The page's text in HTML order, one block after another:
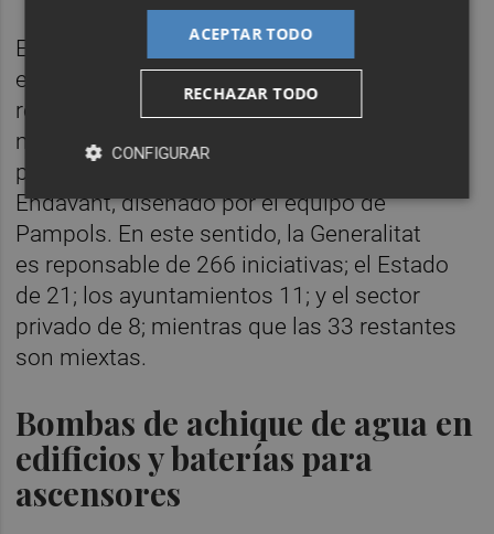
En total, se destinarán 2.364 millones de
euros a iniciativas vinculadas con la
recuperación, de los cuales unos 600
millones estarán enfocados en las
prioridades marcadas dentro del Plan
Endavant, diseñado por el equipo de
Pampols. En este sentido, la Generalitat
es reponsable de 266 iniciativas; el Estado
de 21; los ayuntamientos 11; y el sector
privado de 8; mientras que las 33 restantes
son miextas.
Bombas de achique de agua en
edificios y baterías para
ascensores
ACEPTAR TODO
RECHAZAR TODO
CONFIGURAR